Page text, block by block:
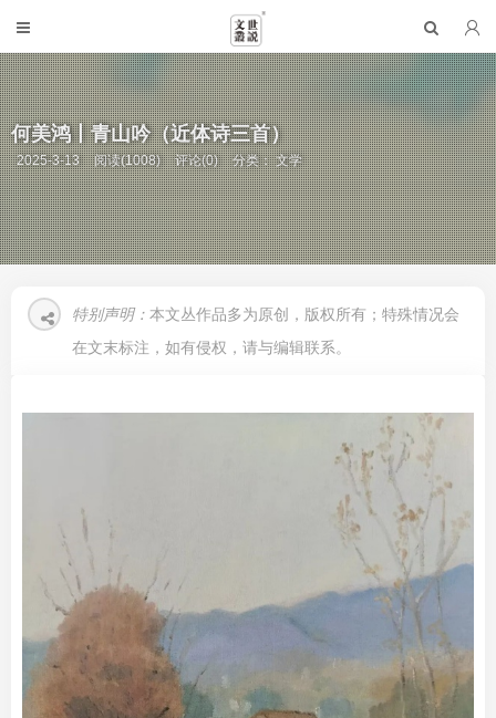
何美鸿丨青山吟（近体诗三首）
2025-3-13 阅读(1008) 评论(0) 分类：文学
特别声明： 本文丛作品多为原创，版权所有；特殊情况会
在文末标注，如有侵权，请与编辑联系。